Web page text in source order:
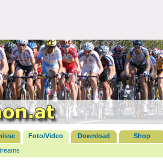
Foto/Video Download Shop